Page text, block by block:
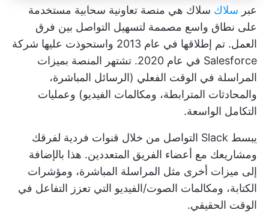
عبر سلاك سلاك هي منصة تعاونية سحابية مستخدمة
على نطاق واسع مصممة لتسهيل التواصل بين فرق
العمل. تم إطلاقها في عام 2013 واستحوذت عليها شركة
Salesforce في عام 2020. تشتهر المنصة بميزات
المراسلة في الوقت الفعلي (الرسائل المباشرة،
والمحادثات المترابطة، ومكالمات الفيديو) وعمليات
التكامل الواسعة.
يبسط Slack التواصل من خلال قنوات فردية لفرقك
ومشاريعك مع أعضاء الفريق المتعددين. هذا بالإضافة
إلى ميزات أخرى مثل المراسلة المباشرة، ومؤشرات
الكتابة، ومكالمات الصوت/الفيديو التي تعزز التفاعل في
الوقت الحقيقي.